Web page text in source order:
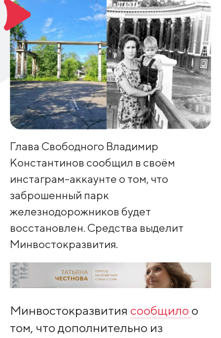
Глава Свободного Владимир
Константинов сообщил в своём
инстаграм-аккаунте о том, что
заброшенный парк
железнодорожников будет
восстановлен. Средства выделит
Минвостокразвития.
Минвостокразвития сообщило о
том, что дополнительно из